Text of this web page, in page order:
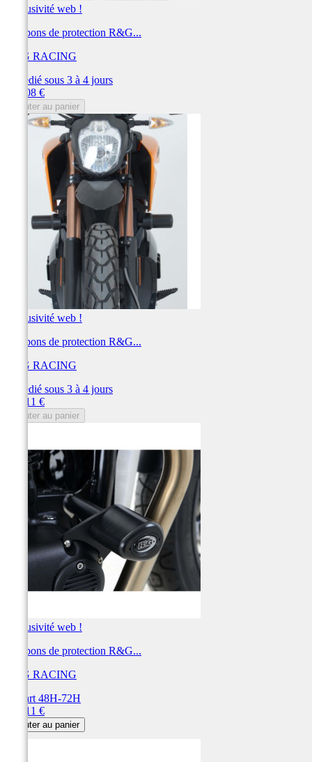
Exclusivité web !
Tampons de protection R&G...
R&G RACING
Expédié sous 3 à 4 jours
204,08 €
Ajouter au panier
Exclusivité web !
Tampons de protection R&G...
R&G RACING
Expédié sous 3 à 4 jours
200,11 €
Ajouter au panier
Exclusivité web !
Tampons de protection R&G...
R&G RACING
Départ 48H-72H
200,11 €
Ajouter au panier